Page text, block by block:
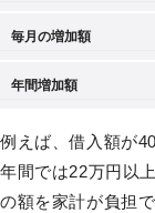
毎月の増加額
年間増加額
例えば、借入額が
年間では22万円以
の額を家計が負担